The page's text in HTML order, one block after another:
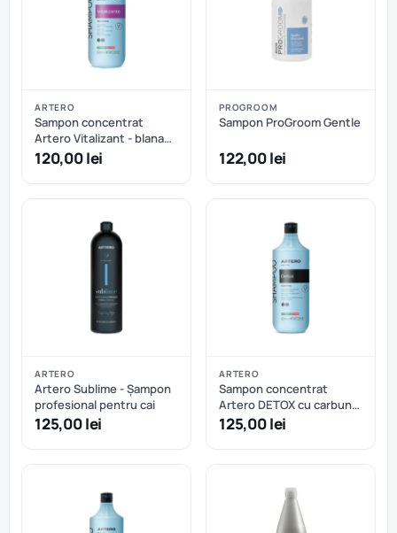
ARTERO
Sampon concentrat
Artero Vitalizant - blana
scurta, blana sarmoasa
sau volum - 650 ml
120,00 lei
PROGROOM
Sampon ProGroom Gentle
122,00 lei
ARTERO
Artero Sublime - Șampon
profesional pentru cai
125,00 lei
ARTERO
Sampon concentrat
Artero DETOX cu carbune
activ - 650 ml
125,00 lei